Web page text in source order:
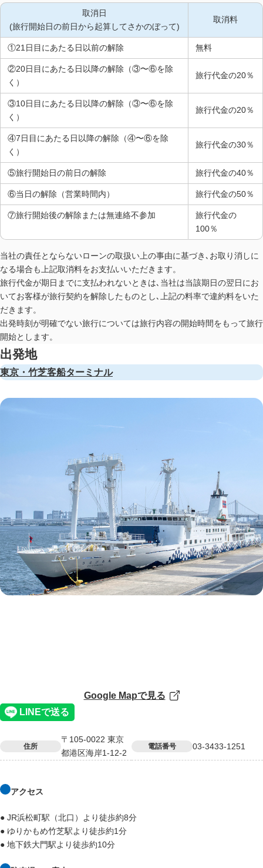
取消日
(旅行開始日の前日から起算してさかのぼって)
取消料
①21日目にあたる日以前の解除 無料
②20日目にあたる日以降の解除（③〜⑥を除
く）
旅行代金の20％
③10日目にあたる日以降の解除（③〜⑥を除
く）
旅行代金の20％
④7日目にあたる日以降の解除（④〜⑥を除
く）
旅行代金の30％
⑤旅行開始日の前日の解除 旅行代金の40％
⑥当日の解除（営業時間内） 旅行代金の50％
⑦旅行開始後の解除または無連絡不参加
旅行代金の
100％
当社の責任とならないローンの取扱い上の事由に基づき､お取り消しに
なる場合も上記取消料をお支払いいただきます。
旅行代金が期日までに支払われないときは､当社は当該期日の翌日にお
いてお客様が旅行契約を解除したものとし､上記の料率で違約料をいた
だきます。
出発時刻が明確でない旅行については旅行内容の開始時間をもって旅行
開始とします。
出発地
東京・竹芝客船ターミナル
Google Mapで見る
住所
〒105-0022 東京
都港区海岸1-12-2
電話番号 03-3433-1251
アクセス
● JR浜松町駅（北口）より徒歩約8分
● ゆりかもめ竹芝駅より徒歩約1分
● 地下鉄大門駅より徒歩約10分